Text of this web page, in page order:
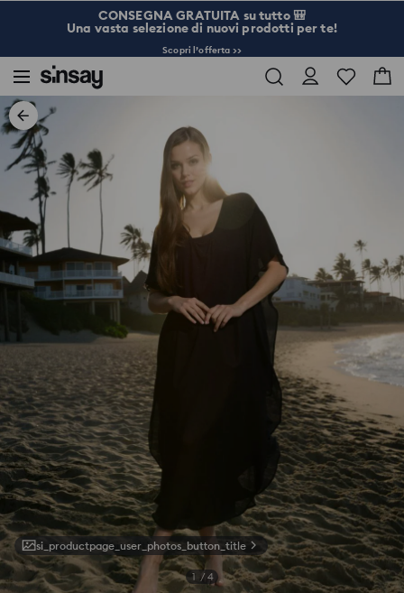
CONSEGNA GRATUITA su tutto 🎒
Una vasta selezione di nuovi prodotti per te!
Scopri l’offerta >>
si_productpage_user_photos_button_title
1 / 4